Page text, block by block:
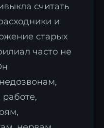
считать
и
старых
часто не